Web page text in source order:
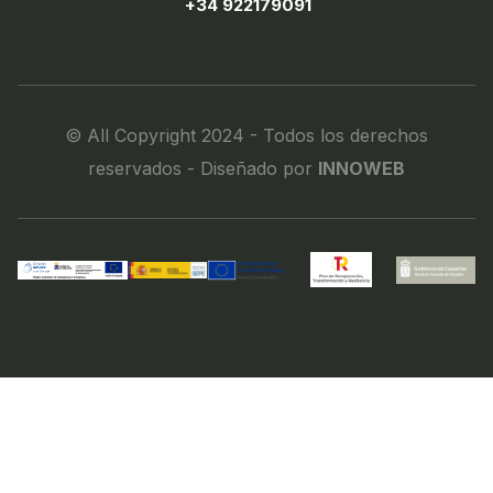
+34 922179091
© All Copyright 2024 - Todos los derechos
reservados - Diseñado por INNOWEB